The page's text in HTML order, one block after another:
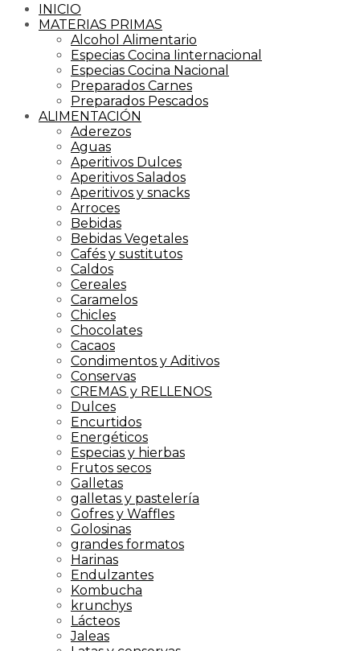
INICIO
MATERIAS PRIMAS
Alcohol Alimentario
Especias Cocina Iinternacional
Especias Cocina Nacional
Preparados Carnes
Preparados Pescados
ALIMENTACIÓN
Aderezos
Aguas
Aperitivos Dulces
Aperitivos Salados
Aperitivos y snacks
Arroces
Bebidas
Bebidas Vegetales
Cafés y sustitutos
Caldos
Cereales
Caramelos
Chicles
Chocolates
Cacaos
Condimentos y Aditivos
Conservas
CREMAS y RELLENOS
Dulces
Encurtidos
Energéticos
Especias y hierbas
Frutos secos
Galletas
galletas y pastelería
Gofres y Waffles
Golosinas
grandes formatos
Harinas
Endulzantes
Kombucha
krunchys
Lácteos
Jaleas